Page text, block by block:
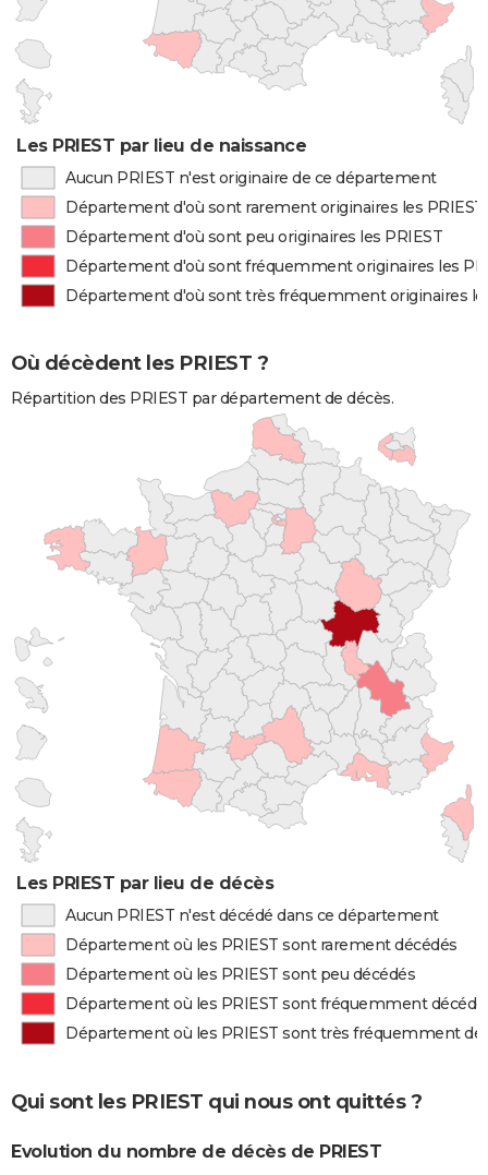
Les PRIEST par lieu de naissance
Aucun PRIEST n'est originaire de ce département
Département d'où sont rarement originaires les PRIEST
Département d'où sont peu originaires les PRIEST
Département d'où sont fréquemment originaires les
Département d'où sont très fréquemment originaires
Où décèdent les PRIEST ?
Répartition des PRIEST par département de décès.
Les PRIEST par lieu de décès
Aucun PRIEST n'est décédé dans ce département
Département où les PRIEST sont rarement décédés
Département où les PRIEST sont peu décédés
Département où les PRIEST sont fréquemment
Département où les PRIEST sont très fréquemment
Qui sont les PRIEST qui nous ont quittés ?
Evolution du nombre de décès de PRIEST